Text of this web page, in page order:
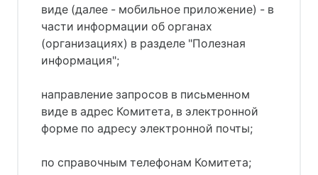
виде (далее - мобильное приложение) - в
части информации об органах
(организациях) в разделе "Полезная
информация";
направление запросов в письменном
виде в адрес Комитета, в электронной
форме по адресу электронной почты;
по справочным телефонам Комитета;